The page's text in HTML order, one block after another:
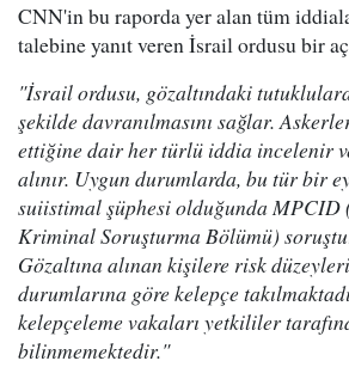
CNN'in bu raporda yer alan tüm
talebine yanıt veren İsrail ordusu bir
"İsrail ordusu, gözaltındaki
şekilde davranılmasını sağlar.
ettiğine dair her türlü iddia incelenir
alınır. Uygun durumlarda, bu tür bir
suiistimal şüphesi olduğunda MPCID
Kriminal Soruşturma Bölümü)
Gözaltına alınan kişilere risk
durumlarına göre kelepçe
kelepçeleme vakaları yetkililer
bilinmemektedir."